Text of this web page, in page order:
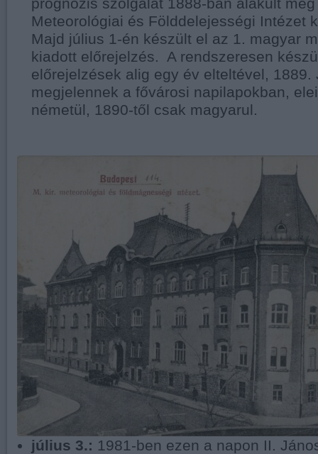
Meteorológiai és Földdelejességi Intézet
Majd július 1-én készült el az 1. magyar
kiadott előrejelzés. A rendszeresen
előrejelzések alig egy év elteltével, 1889.
megjelennek a fővárosi napilapokban,
németül, 1890-től csak magyarul.
július 3.: 1981-ben ezen a napon II.